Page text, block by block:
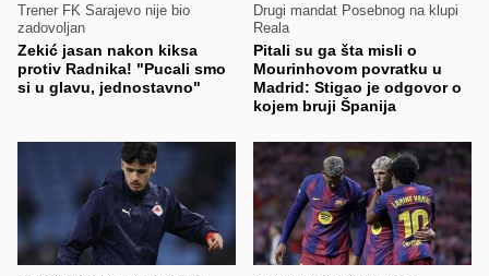
Trener FK Sarajevo nije bio
zadovoljan
Zekić jasan nakon kiksa
protiv Radnika! "Pucali smo
si u glavu, jednostavno"
Drugi mandat Posebnog na klupi
Reala
Pitali su ga šta misli o
Mourinhovom povratku u
Madrid: Stigao je odgovor o
kojem bruji Španija